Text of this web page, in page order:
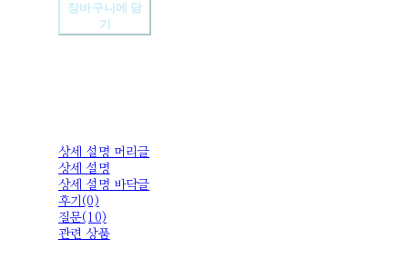
장바구니에 담
기
상세 설명 머리글
상세 설명
상세 설명 바닥글
후기(0)
질문(10)
관련 상품